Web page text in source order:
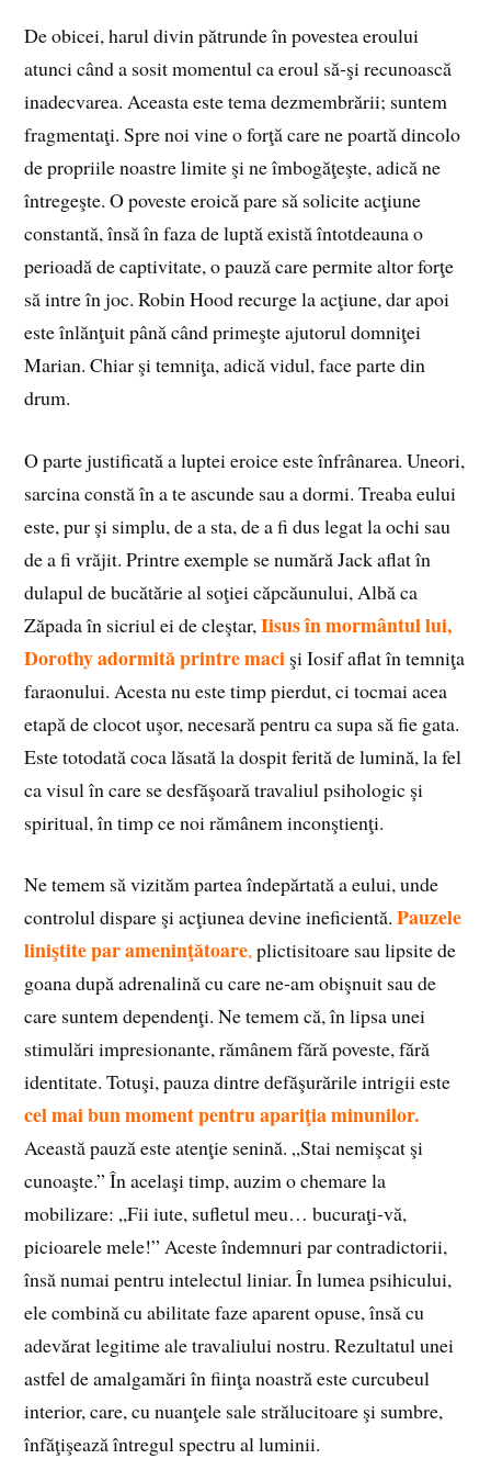
De obicei, harul divin pătrunde în povestea eroului
atunci când a sosit momentul ca eroul să-şi recunoască
inadecvarea. Aceasta este tema dezmembrării; suntem
fragmentaţi. Spre noi vine o forţă care ne poartă dincolo
de propriile noastre limite şi ne îmbogăţeşte, adică ne
întregeşte. O poveste eroică pare să solicite acţiune
constantă, însă în faza de luptă există întotdeauna o
perioadă de captivitate, o pauză care permite altor forţe
să intre în joc. Robin Hood recurge la acţiune, dar apoi
este înlănţuit până când primeşte ajutorul domniţei
Marian. Chiar şi temniţa, adică vidul, face parte din
drum.
O parte justificată a luptei eroice este înfrânarea. Uneori,
sarcina constă în a te ascunde sau a dormi. Treaba eului
este, pur şi simplu, de a sta, de a fi dus legat la ochi sau
de a fi vrăjit. Printre exemple se numără Jack aflat în
dulapul de bucătărie al soţiei căpcăunului, Albă ca
Zăpada în sicriul ei de cleştar,Iisus în mormântul lui,
Dorothy adormită printre maci şi Iosif aflat în temniţa
faraonului. Acesta nu este timp pierdut, ci tocmai acea
etapă de clocot uşor, necesară pentru ca supa să fie gata.
Este totodată coca lăsată la dospit ferită de lumină, la fel
ca visul în care se desfăşoară travaliul psihologic şi
spiritual, în timp ce noi rămânem inconştienţi.
Ne temem să vizităm partea îndepărtată a eului, unde
controlul dispare şi acţiunea devine ineficientă.Pauzele
liniştite par ameninţătoare,plictisitoare sau lipsite de
goana după adrenalină cu care ne-am obişnuit sau de
care suntem dependenţi. Ne temem că, în lipsa unei
stimulări impresionante, rămânem fără poveste, fără
identitate. Totuşi, pauza dintre defăşurările intrigii este
cel mai bun moment pentru apariţia minunilor.
Această pauză este atenţie senină. „Stai nemişcat şi
cunoaşte.” În acelaşi timp, auzim o chemare la
mobilizare: „Fii iute, sufletul meu… bucuraţi-vă,
picioarele mele!” Aceste îndemnuri par contradictorii,
însă numai pentru intelectul liniar. În lumea psihicului,
ele combină cu abilitate faze aparent opuse, însă cu
adevărat legitime ale travaliului nostru. Rezultatul unei
astfel de amalgamări în fiinţa noastră este curcubeul
interior, care, cu nuanţele sale strălucitoare şi sumbre,
înfăţişează întregul spectru al luminii.